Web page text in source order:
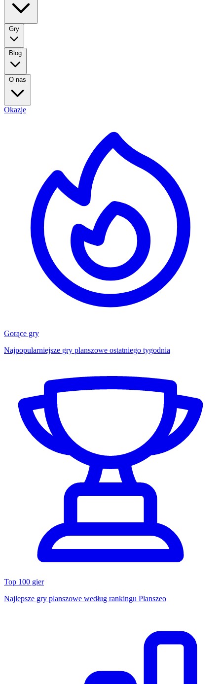
Gry
Blog
O nas
Okazje
Gorące gry
Najpopularniejsze gry planszowe ostatniego tygodnia
Top 100 gier
Najlepsze gry planszowe według rankingu Planszeo